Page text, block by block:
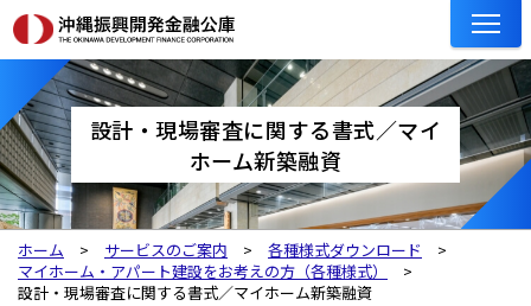
設計・現場審査に関する書式／マイ
ホーム新築融資
ホーム サービスのご案内
各種様式ダウンロード
マイホーム・アパート建設をお考えの方（各種様式）
設計・現場審査に関する書式／マイホーム新築融資